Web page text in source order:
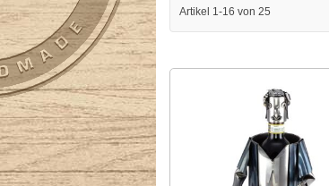
Artikel 1-16 von 25